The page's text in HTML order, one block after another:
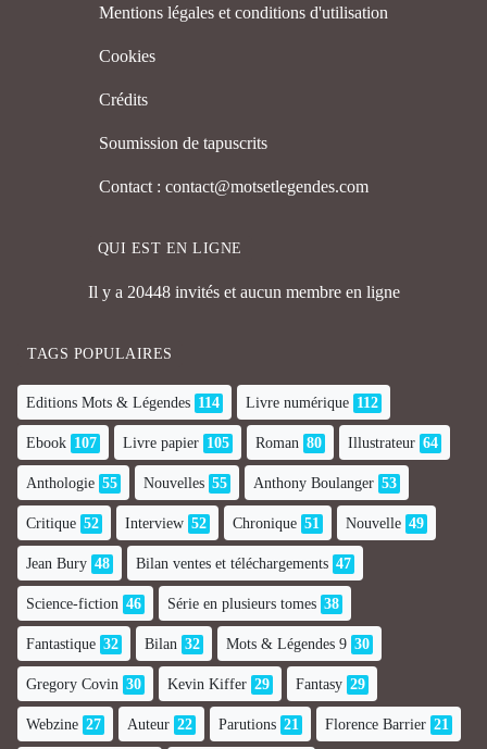
Mentions légales et conditions d'utilisation
Cookies
Crédits
Soumission de tapuscrits
Contact : contact@motsetlegendes.com
QUI EST EN LIGNE
Il y a 20448 invités et aucun membre en ligne
TAGS POPULAIRES
Editions Mots & Légendes 114 Livre numérique 112
Ebook 107 Livre papier 105 Roman 80 Illustrateur 64
Anthologie 55 Nouvelles 55 Anthony Boulanger 53
Critique 52 Interview 52 Chronique 51 Nouvelle 49
Jean Bury 48 Bilan ventes et téléchargements 47
Science-fiction 46 Série en plusieurs tomes 38
Fantastique 32 Bilan 32 Mots & Légendes 9 30
Gregory Covin 30 Kevin Kiffer 29 Fantasy 29
Webzine 27 Auteur 22 Parutions 21 Florence Barrier 21